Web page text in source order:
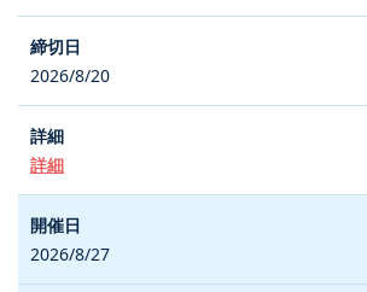
2026/8/20
詳細
2026/8/27